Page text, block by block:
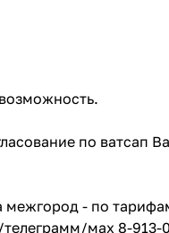
по ватсап
межгород - по
мах 8-913-